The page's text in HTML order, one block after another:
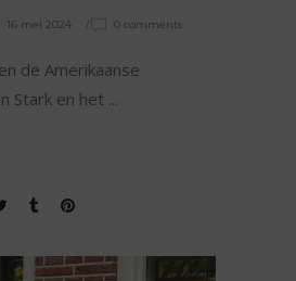
16 mei 2024 0 comments
de Amerikaanse
Stark en het